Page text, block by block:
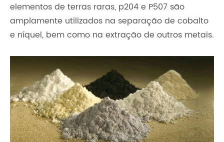
elementos de terras raras, p204 e P507 são
amplamente utilizados na separação de cobalto
e níquel, bem como na extração de outros metais.